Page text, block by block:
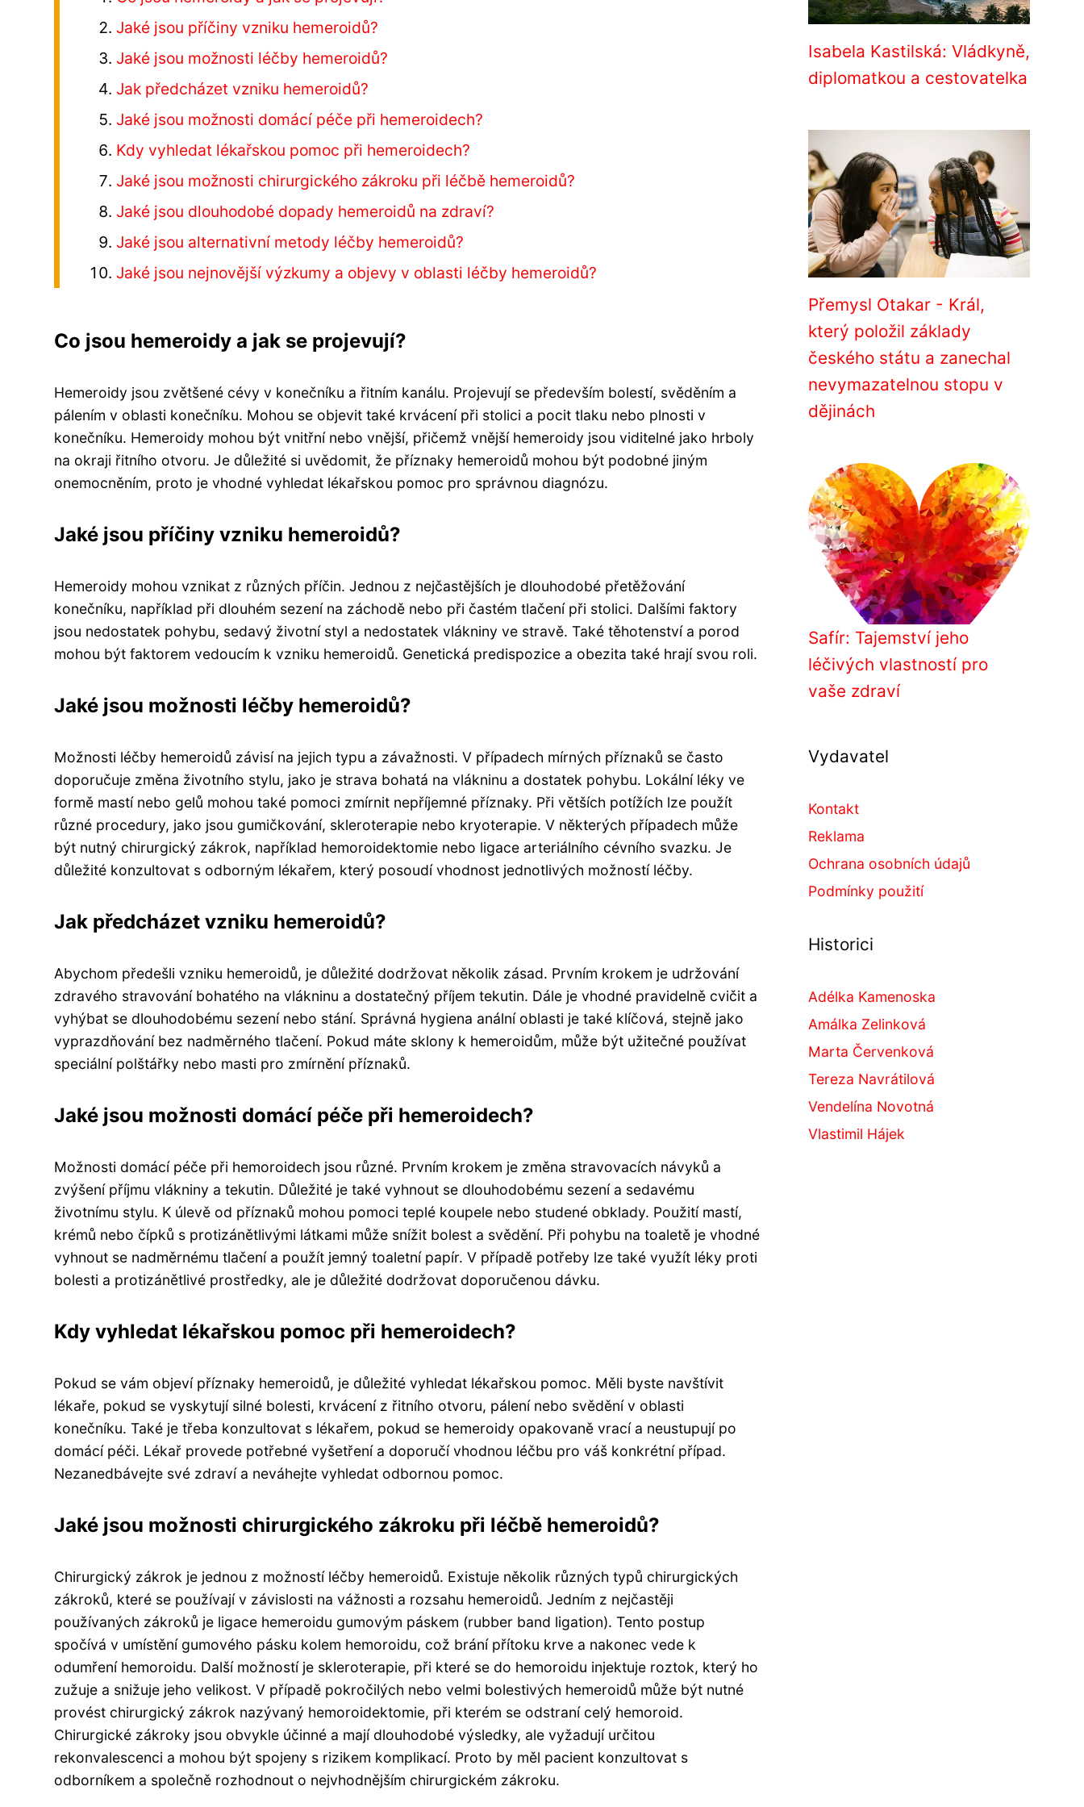
Jaké jsou příčiny vzniku hemeroidů?
Jaké jsou možnosti léčby hemeroidů?
Jak předcházet vzniku hemeroidů?
Jaké jsou možnosti domácí péče při hemeroidech?
Kdy vyhledat lékařskou pomoc při hemeroidech?
Jaké jsou možnosti chirurgického zákroku při léčbě hemeroidů?
Jaké jsou dlouhodobé dopady hemeroidů na zdraví?
Jaké jsou alternativní metody léčby hemeroidů?
Jaké jsou nejnovější výzkumy a objevy v oblasti léčby hemeroidů?
Co jsou hemeroidy a jak se projevují?
Hemeroidy jsou zvětšené cévy v konečníku a řitním kanálu. Projevují se především bolestí, svěděním a
pálením v oblasti konečníku. Mohou se objevit také krvácení při stolici a pocit tlaku nebo plnosti v
konečníku. Hemeroidy mohou být vnitřní nebo vnější, přičemž vnější hemeroidy jsou viditelné jako hrboly
na okraji řitního otvoru. Je důležité si uvědomit, že příznaky hemeroidů mohou být podobné jiným
onemocněním, proto je vhodné vyhledat lékařskou pomoc pro správnou diagnózu.
Jaké jsou příčiny vzniku hemeroidů?
Hemeroidy mohou vznikat z různých příčin. Jednou z nejčastějších je dlouhodobé přetěžování
konečníku, například při dlouhém sezení na záchodě nebo při častém tlačení při stolici. Dalšími faktory
jsou nedostatek pohybu, sedavý životní styl a nedostatek vlákniny ve stravě. Také těhotenství a porod
mohou být faktorem vedoucím k vzniku hemeroidů. Genetická predispozice a obezita také hrají svou roli.
Jaké jsou možnosti léčby hemeroidů?
Možnosti léčby hemeroidů závisí na jejich typu a závažnosti. V případech mírných příznaků se často
doporučuje změna životního stylu, jako je strava bohatá na vlákninu a dostatek pohybu. Lokální léky ve
formě mastí nebo gelů mohou také pomoci zmírnit nepříjemné příznaky. Při větších potížích lze použít
různé procedury, jako jsou gumičkování, skleroterapie nebo kryoterapie. V některých případech může
být nutný chirurgický zákrok, například hemoroidektomie nebo ligace arteriálního cévního svazku. Je
důležité konzultovat s odborným lékařem, který posoudí vhodnost jednotlivých možností léčby.
Jak předcházet vzniku hemeroidů?
Abychom předešli vzniku hemeroidů, je důležité dodržovat několik zásad. Prvním krokem je udržování
zdravého stravování bohatého na vlákninu a dostatečný příjem tekutin. Dále je vhodné pravidelně cvičit a
vyhýbat se dlouhodobému sezení nebo stání. Správná hygiena anální oblasti je také klíčová, stejně jako
vyprazdňování bez nadměrného tlačení. Pokud máte sklony k hemeroidům, může být užitečné používat
speciální polštářky nebo masti pro zmírnění příznaků.
Jaké jsou možnosti domácí péče při hemeroidech?
Možnosti domácí péče při hemoroidech jsou různé. Prvním krokem je změna stravovacích návyků a
zvýšení příjmu vlákniny a tekutin. Důležité je také vyhnout se dlouhodobému sezení a sedavému
životnímu stylu. K úlevě od příznaků mohou pomoci teplé koupele nebo studené obklady. Použití mastí,
krémů nebo čípků s protizánětlivými látkami může snížit bolest a svědění. Při pohybu na toaletě je vhodné
vyhnout se nadměrnému tlačení a použít jemný toaletní papír. V případě potřeby lze také využít léky proti
bolesti a protizánětlivé prostředky, ale je důležité dodržovat doporučenou dávku.
Kdy vyhledat lékařskou pomoc při hemeroidech?
Pokud se vám objeví příznaky hemeroidů, je důležité vyhledat lékařskou pomoc. Měli byste navštívit
lékaře, pokud se vyskytují silné bolesti, krvácení z řitního otvoru, pálení nebo svědění v oblasti
konečníku. Také je třeba konzultovat s lékařem, pokud se hemeroidy opakovaně vrací a neustupují po
domácí péči. Lékař provede potřebné vyšetření a doporučí vhodnou léčbu pro váš konkrétní případ.
Nezanedbávejte své zdraví a neváhejte vyhledat odbornou pomoc.
Jaké jsou možnosti chirurgického zákroku při léčbě hemeroidů?
Chirurgický zákrok je jednou z možností léčby hemeroidů. Existuje několik různých typů chirurgických
zákroků, které se používají v závislosti na vážnosti a rozsahu hemeroidů. Jedním z nejčastěji
používaných zákroků je ligace hemeroidu gumovým páskem (rubber band ligation). Tento postup
spočívá v umístění gumového pásku kolem hemoroidu, což brání přítoku krve a nakonec vede k
odumření hemoroidu. Další možností je skleroterapie, při které se do hemoroidu injektuje roztok, který ho
zužuje a snižuje jeho velikost. V případě pokročilých nebo velmi bolestivých hemeroidů může být nutné
provést chirurgický zákrok nazývaný hemoroidektomie, při kterém se odstraní celý hemoroid.
Chirurgické zákroky jsou obvykle účinné a mají dlouhodobé výsledky, ale vyžadují určitou
rekonvalescenci a mohou být spojeny s rizikem komplikací. Proto by měl pacient konzultovat s
odborníkem a společně rozhodnout o nejvhodnějším chirurgickém zákroku.
Isabela Kastilská: Vládkyně,
diplomatkou a cestovatelka
Přemysl Otakar - Král,
který položil základy
českého státu a zanechal
nevymazatelnou stopu v
dějinách
Safír: Tajemství jeho
léčivých vlastností pro
vaše zdraví
Vydavatel
Kontakt
Reklama
Ochrana osobních údajů
Podmínky použití
Historici
Adélka Kamenoska
Amálka Zelinková
Marta Červenková
Tereza Navrátilová
Vendelína Novotná
Vlastimil Hájek